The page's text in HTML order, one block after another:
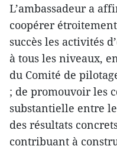
L’ambassadeur a
coopérer
succès les activités
à tous les niveaux,
du Comité de
; de promouvoir les
substantielle entre
des résultats
contribuant à